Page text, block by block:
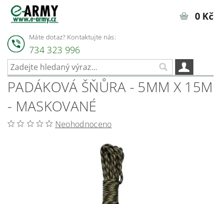
Máte dotaz? Kontaktujte nás:
734 323 996
0 Kč
PADÁKOVÁ ŠŇŮRA - 5MM X 15M
- MASKOVANÉ
Neohodnoceno